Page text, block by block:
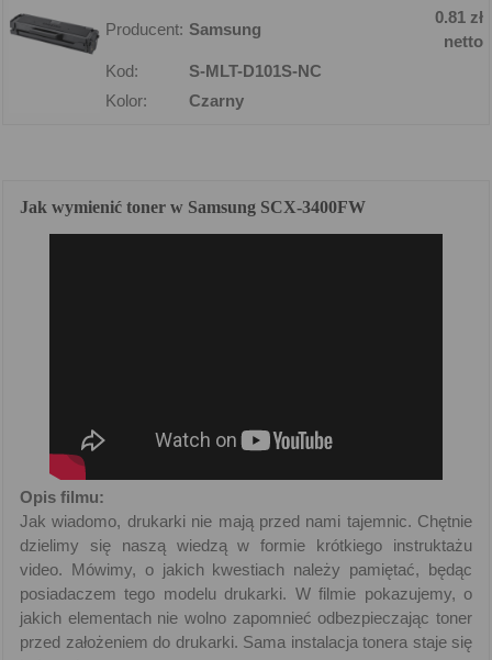
Producent: Samsung
0.81 zł
netto
Kod:
S-MLT-D101S-NC
Kolor:
Czarny
Jak wymienić toner w Samsung SCX-3400FW
Opis filmu:
Jak wiadomo, drukarki nie mają przed nami tajemnic. Chętnie
dzielimy się naszą wiedzą w formie krótkiego instruktażu
video. Mówimy, o jakich kwestiach należy pamiętać, będąc
posiadaczem tego modelu drukarki. W filmie pokazujemy, o
jakich elementach nie wolno zapomnieć odbezpieczając toner
przed założeniem do drukarki. Sama instalacja tonera staje się